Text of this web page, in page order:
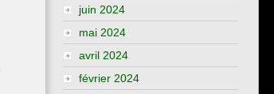
juin 2024
mai 2024
avril 2024
février 2024